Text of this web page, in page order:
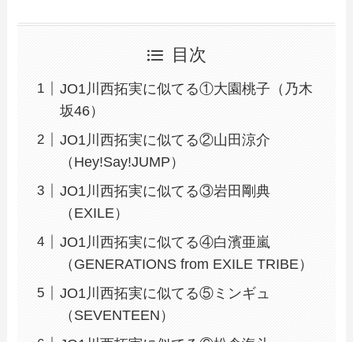
目次
JO1川西拓実に似てる①大園桃子（乃木
坂46）
JO1川西拓実に似てる②山田涼介
（Hey!Say!JUMP）
JO1川西拓実に似てる③岩田剛典
（EXILE）
JO1川西拓実に似てる④白濱亜嵐
（GENERATIONS from EXILE TRIBE）
JO1川西拓実に似てる⑤ミンギュ
（SEVENTEEN）